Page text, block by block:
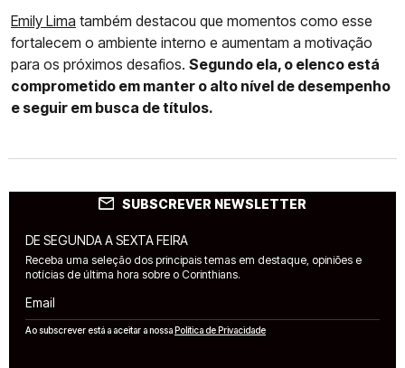
Emily Lima também destacou que momentos como esse
fortalecem o ambiente interno e aumentam a motivação
para os próximos desafios. Segundo ela, o elenco está
comprometido em manter o alto nível de desempenho
e seguir em busca de títulos.
SUBSCREVER NEWSLETTER
DE SEGUNDA A SEXTA FEIRA
Receba uma seleção dos principais temas em destaque, opiniões e
notícias de última hora sobre o Corinthians.
Email
Ao subscrever está a aceitar a nossaPolítica de Privacidade